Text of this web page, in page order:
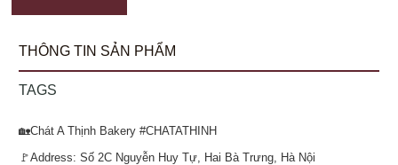
THÔNG TIN SẢN PHẨM
TAGS
🏡Chát A Thịnh Bakery #CHATATHINH
🚩Address: Số 2C Nguyễn Huy Tự, Hai Bà Trưng, Hà Nội